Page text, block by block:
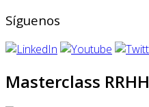
Síguenos
Masterclass RRHH